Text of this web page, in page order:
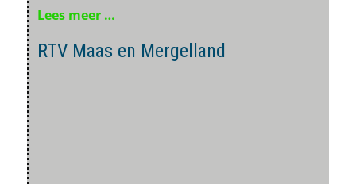
Lees meer …
RTV Maas en Mergelland